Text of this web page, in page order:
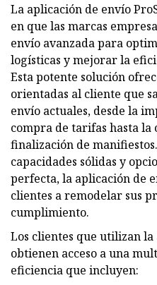
La aplicación de envío
en que las marcas
envío avanzada para
logísticas y mejorar la
Esta potente solución
orientadas al cliente que
envío actuales, desde la
compra de tarifas hasta la
finalización de
capacidades sólidas y
perfecta, la aplicación de
clientes a remodelar sus
cumplimiento.
Los clientes que utilizan
obtienen acceso a una
eficiencia que incluyen: